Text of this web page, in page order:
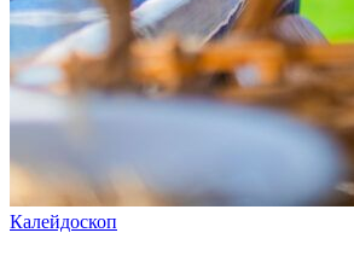
Калейдоскоп